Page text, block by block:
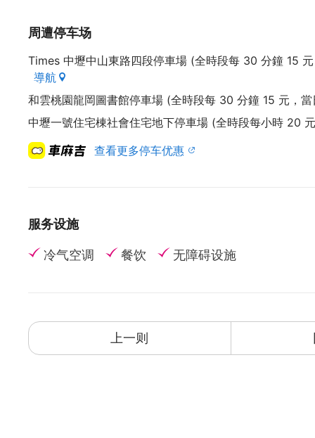
周遭停车场
Times 中壢中山東路四段停車場 (全時段每 30 分鐘 15
導航
和雲桃園龍岡圖書館停車場 (全時段每 30 分鐘 15 元，
中壢一號住宅棟社會住宅地下停車場 (全時段每小時 20
查看更多停车优惠
服务设施
冷气空调 餐饮 无障碍设施
上一则